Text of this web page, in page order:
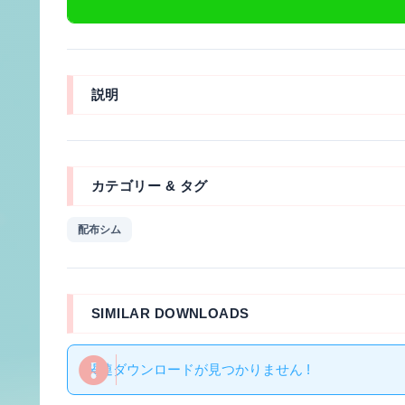
説明
カテゴリー & タグ
配布シム
SIMILAR DOWNLOADS
関連ダウンロードが見つかりません !